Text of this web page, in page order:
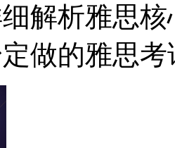
解析雅思
做的雅思